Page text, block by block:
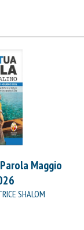
Maggio
SHALOM